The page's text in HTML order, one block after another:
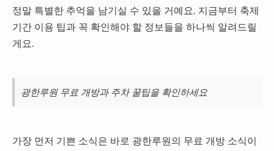
정말 특별한 추억을 남기실 수 있을 거예요. 지금부터 축제
기간 이용 팁과 꼭 확인해야 할 정보들을 하나씩 알려드릴
게요.
광한루원 무료 개방과 주차 꿀팁을 확인하세요
가장 먼저 기쁜 소식은 바로 광한루원의 무료 개방 소식이